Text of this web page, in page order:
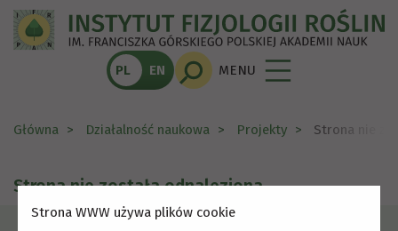
PL EN MENU
Główna Działalność naukowa Projekty Strona nie
Strona nie została odnaleziona
Strona WWW używa plików cookie